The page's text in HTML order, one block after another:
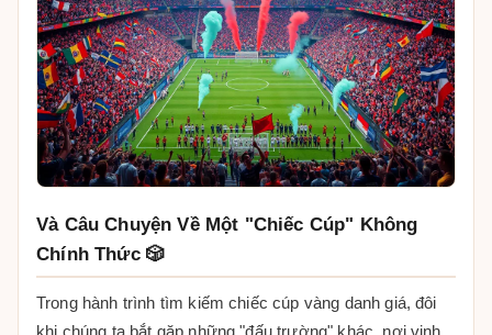
Và Câu Chuyện Về Một "Chiếc Cúp" Không
Chính Thức 🎲
Trong hành trình tìm kiếm chiếc cúp vàng danh giá, đôi
khi chúng ta bắt gặp những "đấu trường" khác, nơi vinh